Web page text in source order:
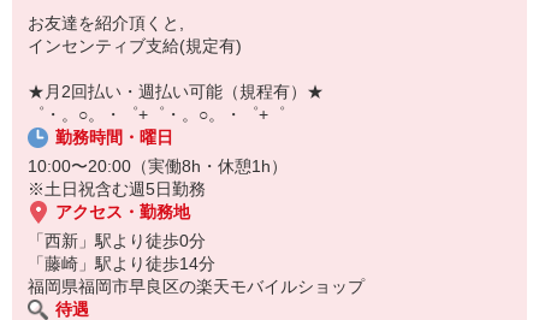
上場/優良/大手企業など
【スマホ面接実施中】
￣￣￣￣￣￣￣￣￣
自宅に居ながらスマホでカンタン面接OK！
オンライン面談なのでスピード対応。
お友達を紹介頂くと,
インセンティブ支給(規定有)
★月2回払い・週払い可能（規程有）★
゜・。○。・゜+゜・。○。・゜+゜
勤務時間・曜日
10:00〜20:00（実働8h・休憩1h）
※土日祝含む週5日勤務
アクセス・勤務地
「西新」駅より徒歩0分
「藤崎」駅より徒歩14分
福岡県福岡市早良区の楽天モバイルショップ
待遇